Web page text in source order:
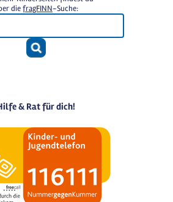
diefragFINN-Suche:
& Rat für dich!